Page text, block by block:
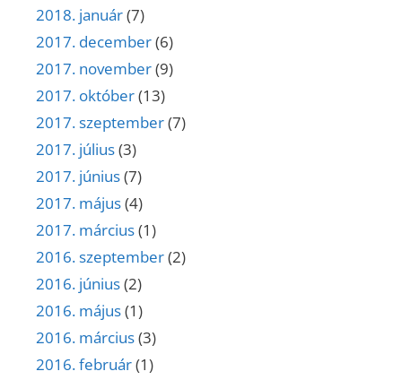
2018. január(7)
2017. december(6)
2017. november(9)
2017. október(13)
2017. szeptember(7)
2017. július(3)
2017. június(7)
2017. május(4)
2017. március(1)
2016. szeptember(2)
2016. június(2)
2016. május(1)
2016. március(3)
2016. február(1)